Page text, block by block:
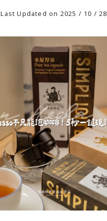
Last Updated on 2025 / 10 / 28